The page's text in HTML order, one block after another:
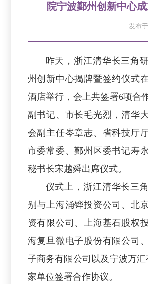
院宁波鄞州创新中心
发布
昨天，浙江清华长三角
州创新中心揭牌暨签约仪式
酒店举行，会上共签署6项合
副书记、市长毛光烈，清华
会副主任岑章志、省科技厅
市委常委、鄞州区委书记寿
秘书长宋越舜出席仪式。
仪式上，浙江清华长三
别与上海涌铧投资公司、北
资有限公司、上海基石股权
海复旦微电子股份有限公司
子商务有限公司以及宁波万汇
家单位签署合作协议。